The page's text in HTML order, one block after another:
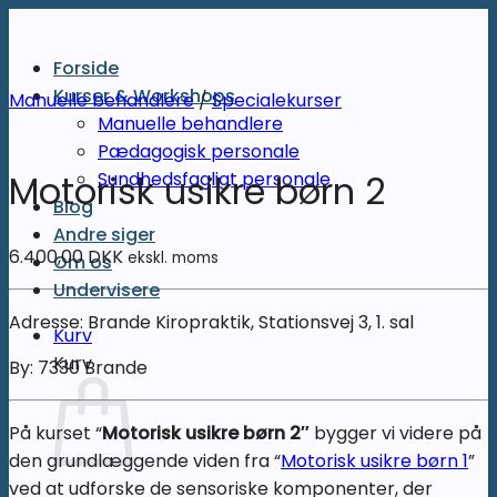
indholdForside
Kurser & Workshops
Manuelle behandlere
Pædagogisk personale
Sundhedsfagligt personale
Blog
Andre siger
Om os
Undervisere
Kurv
Kurv
Manuelle behandlere/Specialekurser
Motorisk usikre børn 2
6.400,00DKK ekskl. moms
Adresse: Brande Kiropraktik, Stationsvej 3, 1. sal
By: 7330 Brande
På kurset “Motorisk usikre børn 2″ bygger vi videre på
den grundlæggende viden fra “Motorisk usikre børn 1”
ved at udforske de sensoriske komponenter, der